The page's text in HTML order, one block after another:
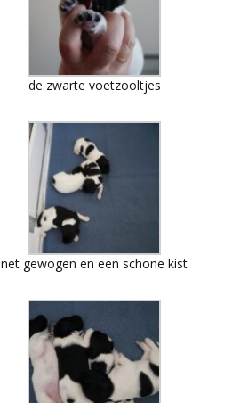
de zwarte voetzooltjes
net gewogen en een schone kist